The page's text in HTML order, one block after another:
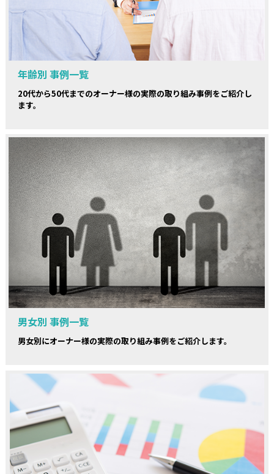
年齢別 事例一覧
20代から50代までのオーナー様の実際の取り組み事例をご紹介し
ます。
男女別 事例一覧
男女別にオーナー様の実際の取り組み事例をご紹介します。